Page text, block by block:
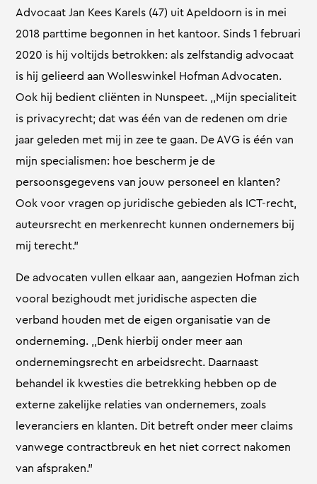
Advocaat Jan Kees Karels (47) uit Apeldoorn is in mei
2018 parttime begonnen in het kantoor. Sinds 1 februari
2020 is hij voltijds betrokken: als zelfstandig advocaat
is hij gelieerd aan Wolleswinkel Hofman Advocaten.
Ook hij bedient cliënten in Nunspeet. ,,Mijn specialiteit
is privacyrecht; dat was één van de redenen om drie
jaar geleden met mij in zee te gaan. De AVG is één van
mijn specialismen: hoe bescherm je de
persoonsgegevens van jouw personeel en klanten?
Ook voor vragen op juridische gebieden als ICT-recht,
auteursrecht en merkenrecht kunnen ondernemers bij
mij terecht.”
De advocaten vullen elkaar aan, aangezien Hofman zich
vooral bezighoudt met juridische aspecten die
verband houden met de eigen organisatie van de
onderneming. ,,Denk hierbij onder meer aan
ondernemingsrecht en arbeidsrecht. Daarnaast
behandel ik kwesties die betrekking hebben op de
externe zakelijke relaties van ondernemers, zoals
leveranciers en klanten. Dit betreft onder meer claims
vanwege contractbreuk en het niet correct nakomen
van afspraken.”